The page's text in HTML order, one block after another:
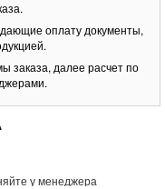
оплату документы,
заказа, далее расчет по
у менеджера